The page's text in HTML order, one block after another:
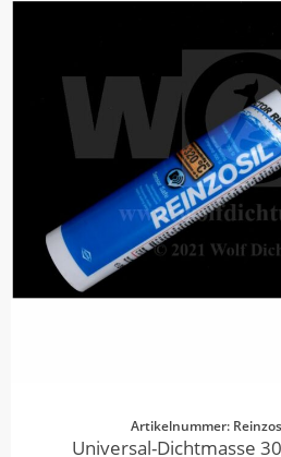
Artikelnummer:
Universal-Dichtmasse